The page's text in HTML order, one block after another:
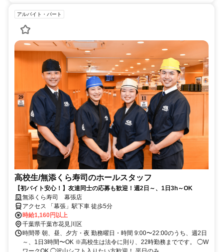
アルバイト・パート
高校生/無添くら寿司のホールスタッフ
【初バイト安心！】友達同士の応募も歓迎！週2日～、1日3h～OK
無添くら寿司 幕張店
アクセス 「幕張」駅下車 徒歩5分
時給1,160円以上
千葉県千葉市花見川区
時間帯 朝、昼、夕方・夜 勤務曜日・時間 9:00〜22:00のうち、週2日
～、1日3時間〜OK ※高校生は法令に則り、22時勤務までです。 ◯W